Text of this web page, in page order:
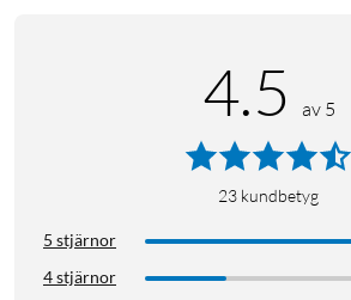
4.5 av 5
23 kundbetyg
5 stjärnor
4 stjärnor